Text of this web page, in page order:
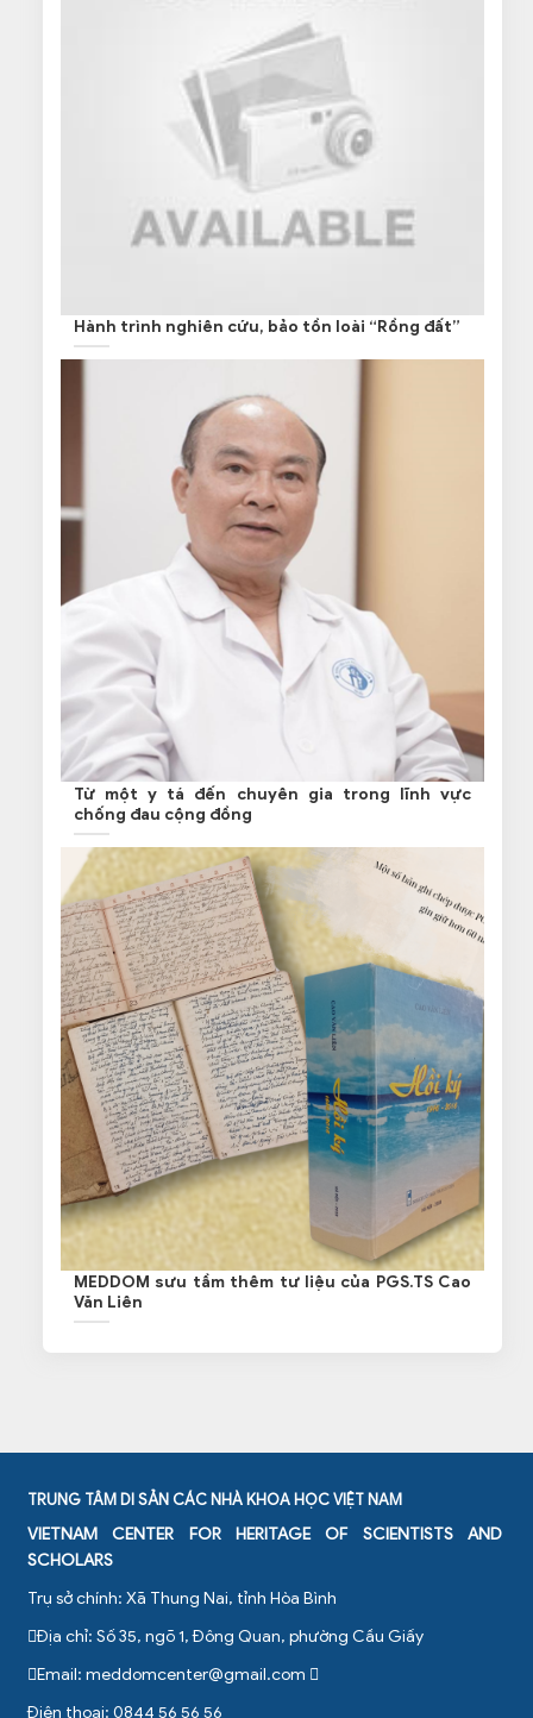
Hành trình nghiên cứu, bảo tồn loài “Rồng đất”
Từ một y tá đến chuyên gia trong lĩnh vực
chống đau cộng đồng
MEDDOM sưu tầm thêm tư liệu của PGS.TS Cao
Văn Liên
TRUNG TÂM DI SẢN CÁC NHÀ KHOA HỌC VIỆT NAM
VIETNAM CENTER FOR HERITAGE OF SCIENTISTS AND
SCHOLARS
Trụ sở chính: Xã Thung Nai, tỉnh Hòa Bình
Địa chỉ: Số 35, ngõ 1, Đông Quan, phường Cầu Giấy
Email: meddomcenter@gmail.com
Điện thoại: 0844 56 56 56